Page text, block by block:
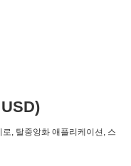
, 탈중앙화 애플리케이션, 스